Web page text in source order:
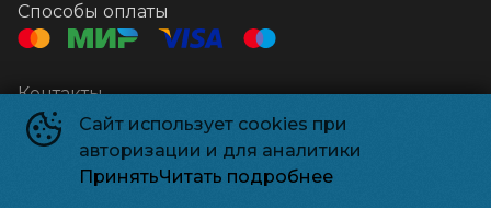
Сайт использует cookies при
авторизации и для аналитики
ПринятьЧитать подробнее
Способы оплаты
Контакты
Касса
+7 958 500-74-68
Касса
+7 925 548-58-65
Электронный адрес kino-xl.ru@mail.ru